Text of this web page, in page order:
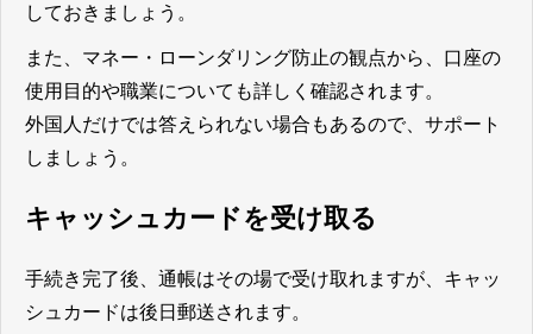
しておきましょう。
また、マネー・ローンダリング防止の観点から、口座の
使用目的や職業についても詳しく確認されます。
外国人だけでは答えられない場合もあるので、サポート
しましょう。
キャッシュカードを受け取る
手続き完了後、通帳はその場で受け取れますが、キャッ
シュカードは後日郵送されます。